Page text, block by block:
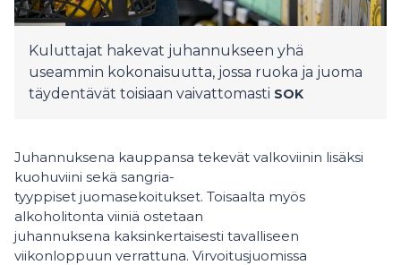
Kuluttajat hakevat juhannukseen yhä
useammin kokonaisuutta, jossa ruoka ja juoma
täydentävät toisiaan vaivattomasti SOK
Juhannuksena kauppansa tekevät valkoviinin lisäksi
kuohuviini sekä sangria-
tyyppiset juomasekoitukset. Toisaalta myös
alkoholitonta viiniä ostetaan
juhannuksena kaksinkertaisesti tavalliseen
viikonloppuun verrattuna. Virvoitusjuomissa